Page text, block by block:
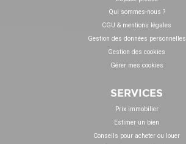
Qui sommes-nous ?
CGU & mentions légales
Gestion des données personnelles
Gestion des cookies
Gérer mes cookies
SERVICES
Prix immobilier
Estimer un bien
Conseils pour acheter ou louer